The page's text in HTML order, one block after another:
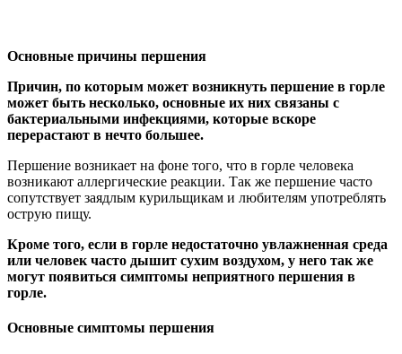
Основные причины першения
Причин, по которым может возникнуть першение в горле
может быть несколько, основные их них связаны с
бактериальными инфекциями, которые вскоре
перерастают в нечто большее.
Першение возникает на фоне того, что в горле человека
возникают аллергические реакции. Так же першение часто
сопутствует заядлым курильщикам и любителям употреблять
острую пищу.
Кроме того, если в горле недостаточно увлажненная среда
или человек часто дышит сухим воздухом, у него так же
могут появиться симптомы неприятного першения в
горле.
Основные симптомы першения